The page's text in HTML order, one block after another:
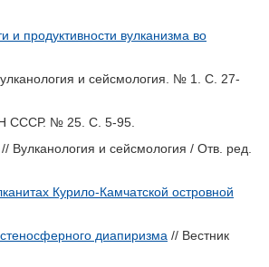
и продуктивности вулканизма во
и сейсмология. № 1. С. 27-
СССР. № 25. С. 5-95.
// Вулканология и сейсмология / Отв. ред.
Курило-Камчатской островной
диапиризма // Вестник